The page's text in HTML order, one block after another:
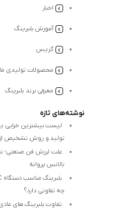
اخبار
آموزش بلبرینگ
گریس
محصولات تولیدی ما
معرفی برند بلبرینگ
نوشته‌های تازه
لیست بیشترین خرابی‌
تولید و روش تشخیص
علت لرزش فن صنعتی؛
بالانس پروانه
چه تفاوتی دارد؟
تفاوت بلبرینگ های